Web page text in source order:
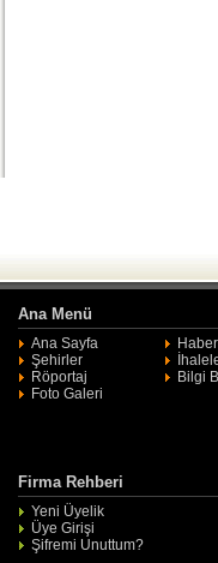
Ana Menü
Ana Sayfa
Şehirler
Röportaj
Bilgi
Foto Galeri
Firma Rehberi
Yeni Üyelik
Üye Girişi
Şifremi Unuttum?